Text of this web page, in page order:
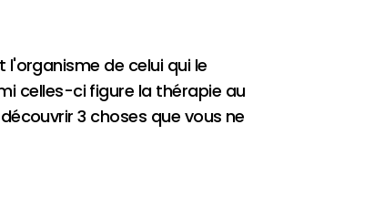
de celui qui le
celles-ci figure la thérapie au
3 choses que vous ne